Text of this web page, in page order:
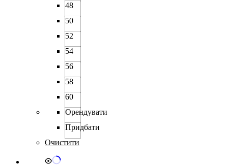
48
50
52
54
56
58
60
Орендувати
Придбати
Очистити